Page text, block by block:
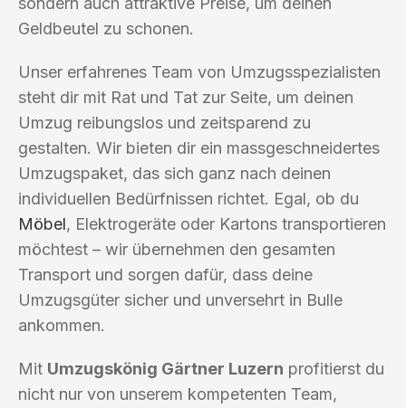
Geldbeutel zu schonen.
Unser erfahrenes Team von Umzugsspezialisten
steht dir mit Rat und Tat zur Seite, um deinen
Umzug reibungslos und zeitsparend zu
gestalten. Wir bieten dir ein massgeschneidertes
Umzugspaket, das sich ganz nach deinen
individuellen Bedürfnissen richtet. Egal, ob du
Möbel, Elektrogeräte oder Kartons transportieren
möchtest – wir übernehmen den gesamten
Transport und sorgen dafür, dass deine
Umzugsgüter sicher und unversehrt in Bulle
ankommen.
Mit Umzugskönig Gärtner Luzern profitierst du
nicht nur von unserem kompetenten Team,